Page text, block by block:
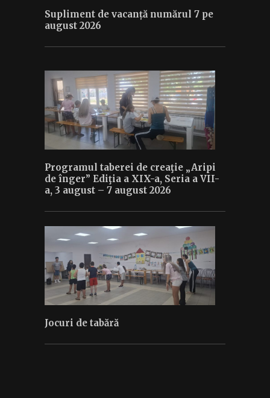
Supliment de vacanță numărul 7 pe
august 2026
Programul taberei de creaţie „Aripi
de înger” Ediţia a XIX-a, Seria a VII-
a, 3 august – 7 august 2026
Jocuri de tabără